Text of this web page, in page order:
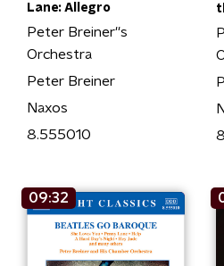
Lane: Allegro
Peter Breiner''s
Orchestra
Peter Breiner
Naxos
8.555010
09:32